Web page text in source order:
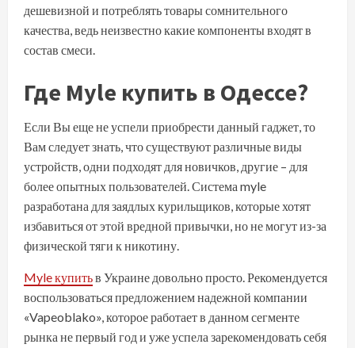
дешевизной и потреблять товары сомнительного
качества, ведь неизвестно какие компоненты входят в
состав смеси.
Где Myle купить в Одессе?
Если Вы еще не успели приобрести данный гаджет, то
Вам следует знать, что существуют различные виды
устройств, одни подходят для новичков, другие – для
более опытных пользователей. Система myle
разработана для заядлых курильщиков, которые хотят
избавиться от этой вредной привычки, но не могут из-за
физической тяги к никотину.
Myle купитьв Украине довольно просто. Рекомендуется
воспользоваться предложением надежной компании
«Vapeoblako», которое работает в данном сегменте
рынка не первый год и уже успела зарекомендовать себя